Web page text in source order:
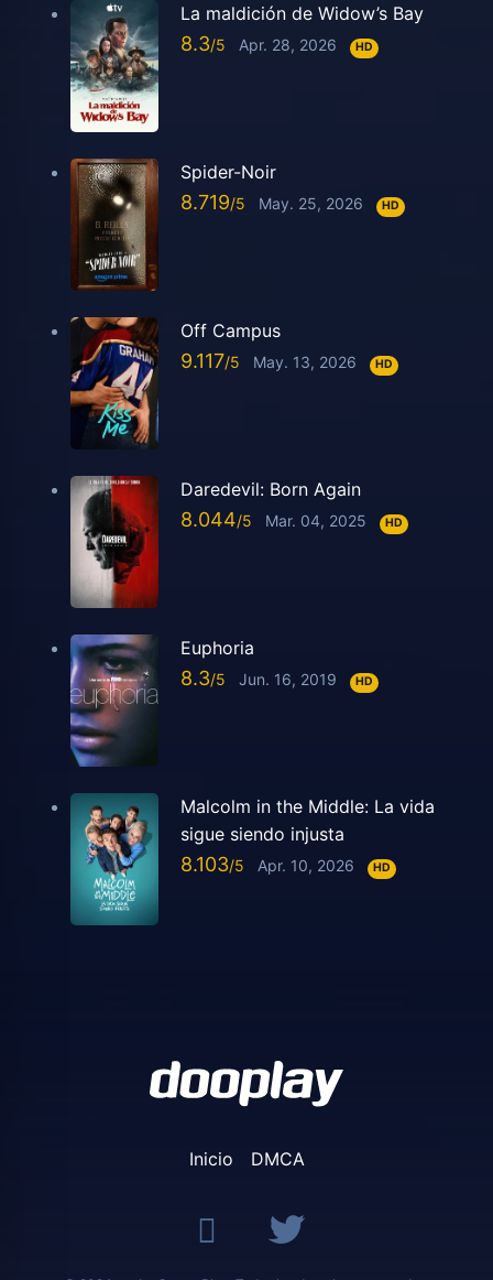
La maldición de Widow’s Bay
8.3 Apr. 28, 2026 HD
Spider-Noir
8.719 May. 25, 2026 HD
Off Campus
9.117 May. 13, 2026 HD
Daredevil: Born Again
8.044 Mar. 04, 2025 HD
Euphoria
8.3 Jun. 16, 2019 HD
Malcolm in the Middle: La vida
sigue siendo injusta
8.103 Apr. 10, 2026 HD
Inicio DMCA